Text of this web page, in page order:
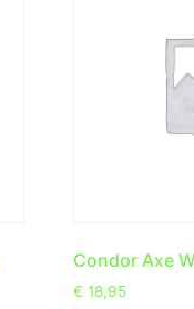
Condor Axe
€ 18,95